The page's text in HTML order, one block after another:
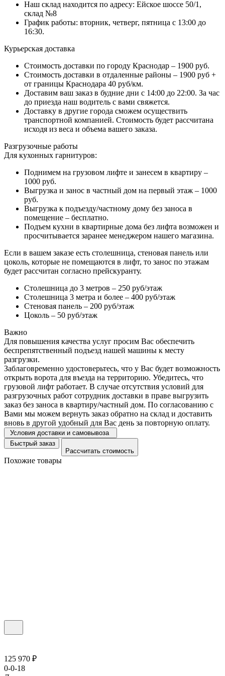
Наш склад находится по адресу: Ейское шоссе 50/1,
склад №8
График работы: вторник, четверг, пятница с 13:00 до
16:30.
Курьерская доставка
Стоимость доставки по городу Краснодар – 1900 руб.
Стоимость доставки в отдаленные районы – 1900 руб +
от границы Краснодара 40 руб/км.
Доставим ваш заказ в будние дни с 14:00 до 22:00. За час
до приезда наш водитель с вами свяжется.
Доставку в другие города сможем осуществить
транспортной компанией. Стоимость будет рассчитана
исходя из веса и объема вашего заказа.
Разгрузочные работы
Для кухонных гарнитуров:
Поднимем на грузовом лифте и занесем в квартиру –
1000 руб.
Выгрузка и занос в частный дом на первый этаж – 1000
руб.
Выгрузка к подъезду/частному дому без заноса в
помещение – бесплатно.
Подъем кухни в квартирные дома без лифта возможен и
просчитывается заранее менеджером нашего магазина.
Если в вашем заказе есть столешница, стеновая панель или
цоколь, которые не помещаются в лифт, то занос по этажам
будет рассчитан согласно прейскуранту.
Столешница до 3 метров – 250 руб/этаж
Столешница 3 метра и более – 400 руб/этаж
Стеновая панель – 200 руб/этаж
Цоколь – 50 руб/этаж
Важно
Для повышения качества услуг просим Вас обеспечить
беспрепятственный подъезд нашей машины к месту
разгрузки.
Заблаговременно удостоверьтесь, что у Вас будет возможность
открыть ворота для въезда на территорию. Убедитесь, что
грузовой лифт работает. В случае отсутствия условий для
разгрузочных работ сотрудник доставки в праве выгрузить
заказ без заноса в квартиру/частный дом. По согласованию с
Вами мы можем вернуть заказ обратно на склад и доставить
вновь в другой удобный для Вас день за повторную оплату.
Условия доставки и самовывоза
Быстрый заказ
Рассчитать стоимость
Похожие товары
125 970 ₽
0-0-18